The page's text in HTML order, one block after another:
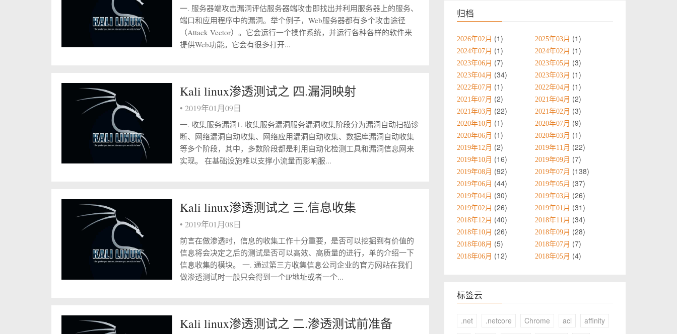
一. 服务器端攻击漏洞评估服务器端攻击即找出并利用服务器上的服务、
端口和应用程序中的漏洞。举个例子，Web服务器都有多个攻击途径
（Attack Vector）。它会运行一个操作系统，并运行各种各样的软件来
提供Web功能。它会有很多打开...
Kali linux渗透测试之 四.漏洞映射
• 2019年01月09日
一. 收集服务漏洞1. 收集服务漏洞服务漏洞收集阶段分为漏洞自动扫描诊
断、网络漏洞自动收集、网络应用漏洞自动收集、数据库漏洞自动收集
等多个阶段，其中，多数阶段都是利用自动化检测工具和漏洞信息网来
实现。 在基础设施难以支撑小流量而影响服...
Kali linux渗透测试之 三.信息收集
• 2019年01月08日
前言在做渗透时，信息的收集工作十分重要，是否可以挖掘到有价值的
信息将会决定之后的测试是否可以高效、高质量的进行，单的介绍一下
信息收集的模块。 一. 通过第三方收集信息公司企业的官方网站在我们
做渗透测试时一般只会得到一个IP地址或者一个...
Kali linux渗透测试之 二.渗透测试前准备
归档
2026年02月 1 2025年03月 1
2024年07月 1 2024年02月 1
2023年06月 7 2023年05月 3
2023年04月 34 2023年03月 1
2022年07月 1 2022年04月 1
2021年07月 2 2021年04月 2
2021年03月 22 2021年02月 3
2020年10月 1 2020年07月 9
2020年06月 1 2020年03月 1
2019年12月 2 2019年11月 22
2019年10月 16 2019年09月 7
2019年08月 92 2019年07月 138
2019年06月 44 2019年05月 37
2019年04月 30 2019年03月 26
2019年02月 26 2019年01月 31
2018年12月 40 2018年11月 34
2018年10月 26 2018年09月 28
2018年08月 5 2018年07月 7
2018年06月 12 2018年05月 4
标签云
.net .netcore Chrome acl
affinity